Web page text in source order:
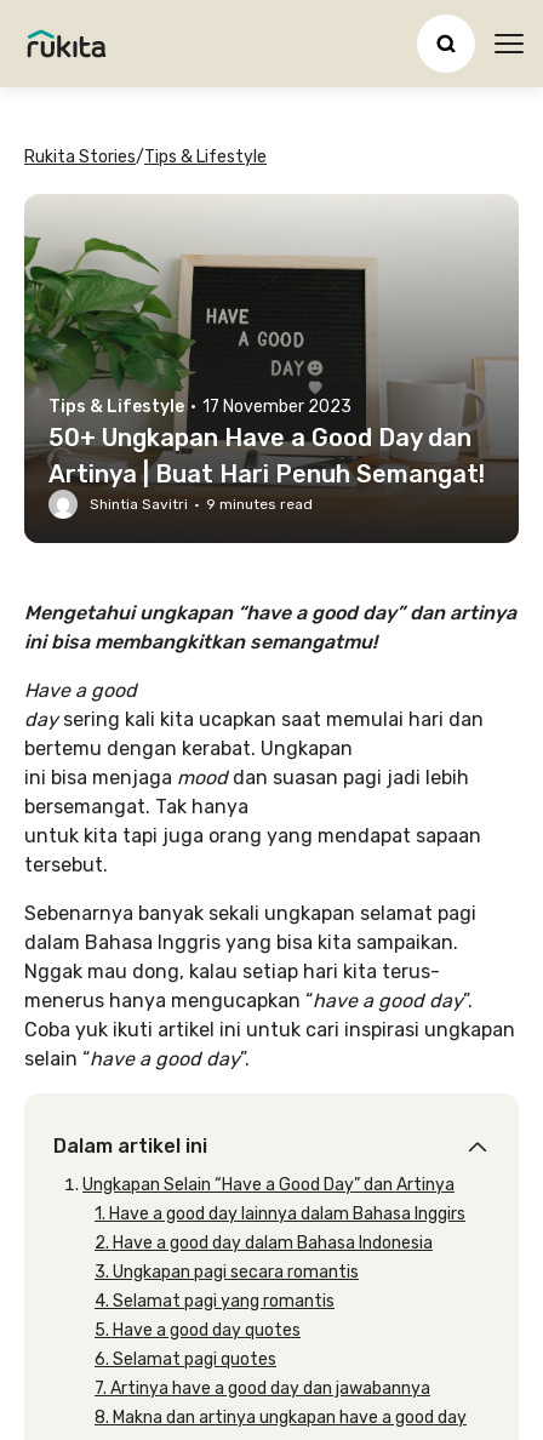
Rukita Stories/Tips & Lifestyle
Tips & Lifestyle · 17 November 2023
50+ Ungkapan Have a Good Day dan
Artinya | Buat Hari Penuh Semangat!
Shintia Savitri · 9 minutes read
Mengetahui ungkapan “have a good day” dan artinya
ini bisa membangkitkan semangatmu!
Have a good
daysering kali kita ucapkan saat memulai hari dan
bertemu dengan kerabat. Ungkapan
ini bisa menjaga mooddan suasan pagi jadi lebih
bersemangat. Tak hanya
untuk kita tapi juga orang yang mendapat sapaan
tersebut.
Sebenarnya banyak sekali ungkapan selamat pagi
dalam Bahasa Inggris yang bisa kita sampaikan.
Nggak mau dong, kalau setiap hari kita terus-
menerus hanya mengucapkan “have a good day”.
Coba yuk ikuti artikel ini untuk cari inspirasi ungkapan
selain “have a good day”.
Dalam artikel ini
Ungkapan Selain “Have a Good Day” dan Artinya
1. Have a good day lainnya dalam Bahasa Inggirs
2. Have a good day dalam Bahasa Indonesia
3. Ungkapan pagi secara romantis
4. Selamat pagi yang romantis
5. Have a good day quotes
6. Selamat pagi quotes
7. Artinya have a good day dan jawabannya
8. Makna dan artinya ungkapan have a good day